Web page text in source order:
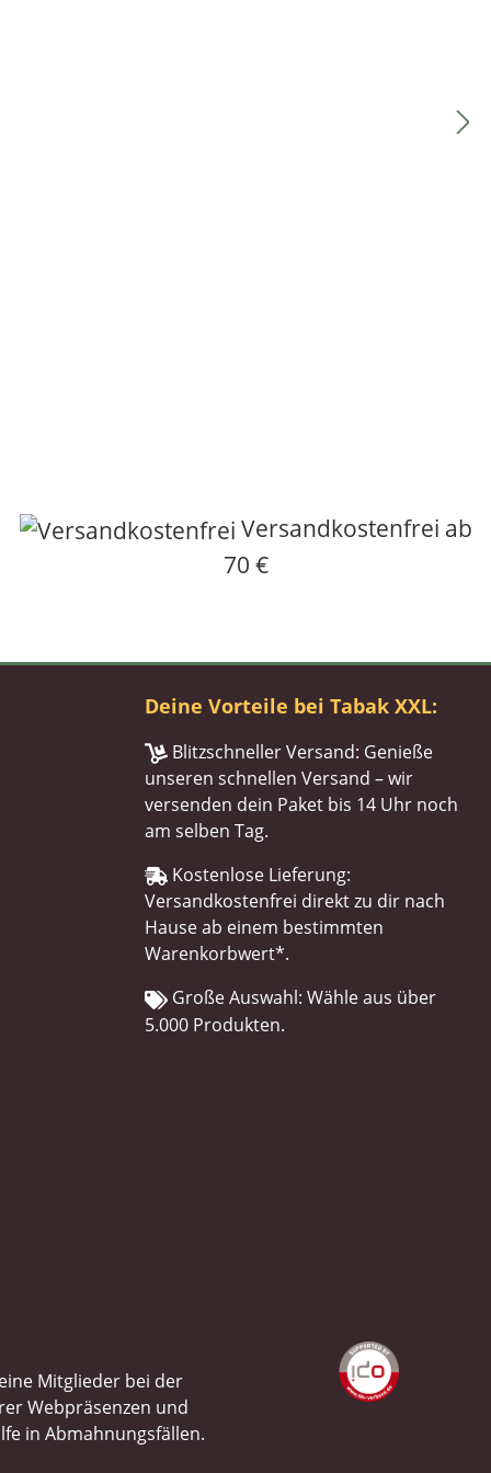
Versandkostenfrei ab
70 €
Deine Vorteile bei Tabak XXL:
Blitzschneller Versand: Genieße
unseren schnellen Versand – wir
versenden dein Paket bis 14 Uhr noch
am selben Tag.
Kostenlose Lieferung:
Versandkostenfrei direkt zu dir nach
Hause ab einem bestimmten
Warenkorbwert*.
Große Auswahl: Wähle aus über
5.000 Produkten.
Mitglieder bei der
Webpräsenzen und
in Abmahnungsfällen.